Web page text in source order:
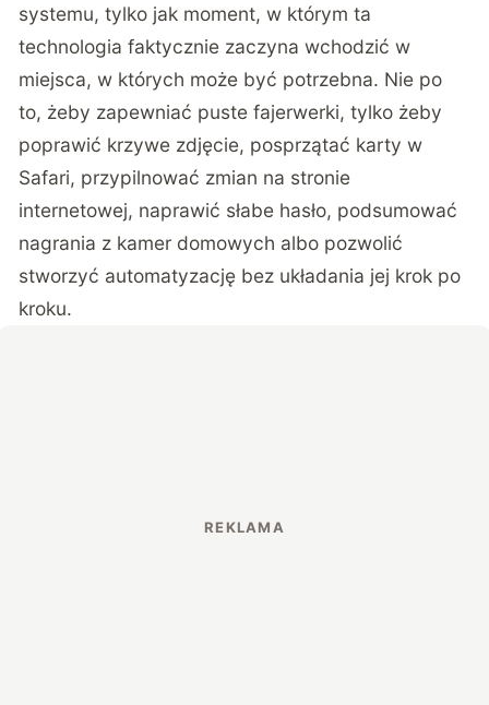
systemu, tylko jak moment, w którym ta
technologia faktycznie zaczyna wchodzić w
miejsca, w których może być potrzebna. Nie po
to, żeby zapewniać puste fajerwerki, tylko żeby
poprawić krzywe zdjęcie, posprzątać karty w
Safari, przypilnować zmian na stronie
internetowej, naprawić słabe hasło, podsumować
nagrania z kamer domowych albo pozwolić
stworzyć automatyzację bez układania jej krok po
kroku.